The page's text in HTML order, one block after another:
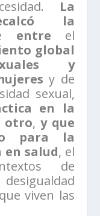
La
la
entre el
global
y
y de
sexual,
en la
otro, y que
para la
salud, el
de
viven las